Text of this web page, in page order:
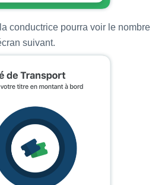
conductrice pourra voir le nombre
suivant.